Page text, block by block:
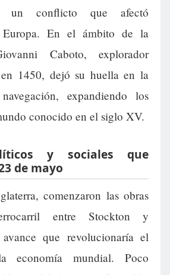
un conflicto que afectó
Europa. En el ámbito de la
Caboto, explorador
1450, dejó su huella en la
expandiendo los
conocido en el siglo XV.
y sociales que
de mayo
comenzaron las obras
entre Stockton y
que revolucionaría el
economía mundial. Poco